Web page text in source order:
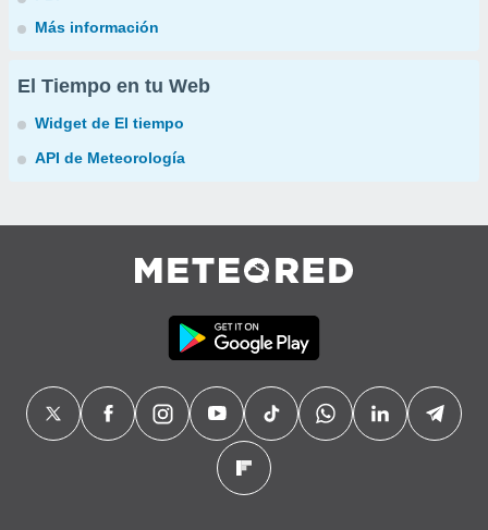
Más información
El Tiempo en tu Web
Widget de El tiempo
API de Meteorología